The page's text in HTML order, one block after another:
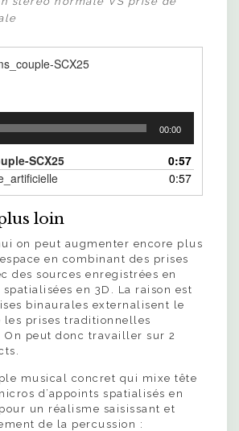
SCX25
00:00
SCX25
0:57
0:57
loin
on peut augmenter encore plus
en combinant des prises
des sources enregistrées en
en 3D. La raison est
binaurales externalisent le
les prises traditionnelles
On peut donc travailler sur 2
musical concret qui mixe tête
d’appoints spatialisés en
un réalisme saisissant et
de la percussion :